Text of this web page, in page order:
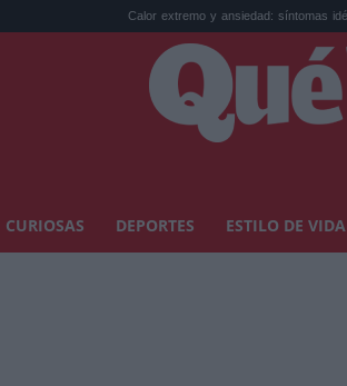
Calor extremo y ansiedad: síntomas idénticos que a...
CURIOSAS DEPORTES ESTILO DE VIDA